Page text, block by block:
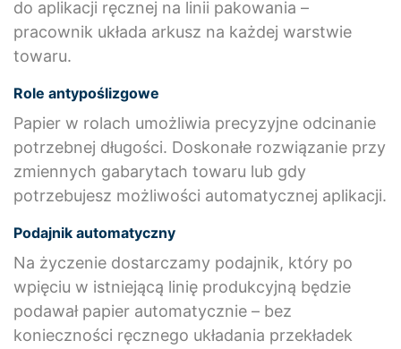
do aplikacji ręcznej na linii pakowania –
pracownik układa arkusz na każdej warstwie
towaru.
Role antypoślizgowe
Papier w rolach umożliwia precyzyjne odcinanie
potrzebnej długości. Doskonałe rozwiązanie przy
zmiennych gabarytach towaru lub gdy
potrzebujesz możliwości automatycznej aplikacji.
Podajnik automatyczny
Na życzenie dostarczamy podajnik, który po
wpięciu w istniejącą linię produkcyjną będzie
podawał papier automatycznie – bez
konieczności ręcznego układania przekładek